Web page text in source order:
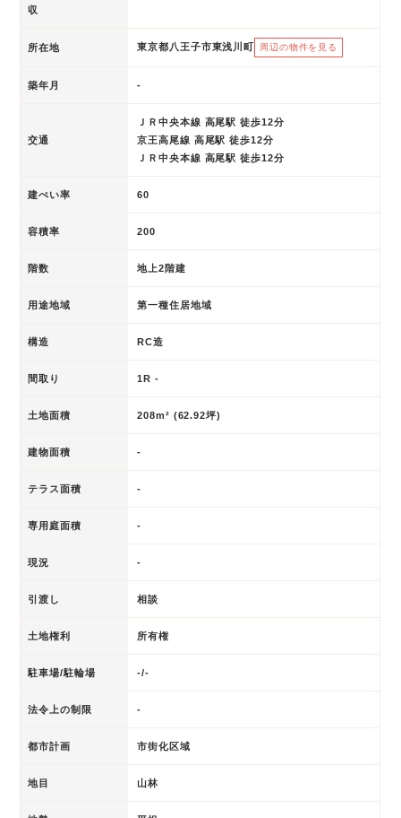
収
所在地 東京都八王子市東浅川町 周辺の物件を見る
築年月 -
交通
ＪＲ中央本線 高尾駅 徒歩12分
京王高尾線 高尾駅 徒歩12分
ＪＲ中央本線 高尾駅 徒歩12分
建ぺい率 60
容積率 200
階数 地上2階建
用途地域 第一種住居地域
構造 RC造
間取り 1R -
土地面積 208m² (62.92坪)
建物面積 -
テラス面積 -
専用庭面積 -
現況 -
引渡し 相談
土地権利 所有権
駐車場/駐輪場 -/-
法令上の制限 -
都市計画 市街化区域
地目 山林